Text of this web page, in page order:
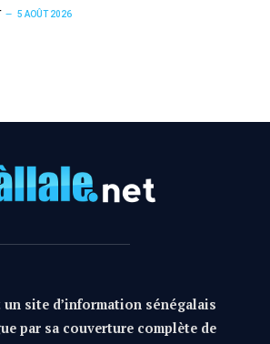
5 AOÛT 2026
un site d’information sénégalais
par sa couverture complète de